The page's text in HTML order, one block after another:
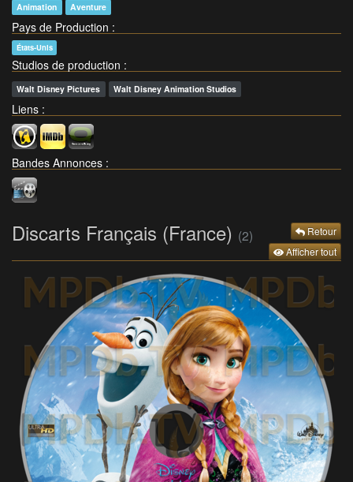
Animation Aventure
Pays de Production :
États-Unis
Studios de production :
Walt Disney Pictures Walt Disney Animation Studios
Liens :
Bandes Annonces :
Discarts Français (France) (2)
Retour
Afficher tout